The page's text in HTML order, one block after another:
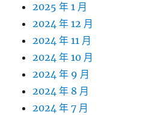
2025 年 1 月
2024 年 12 月
2024 年 11 月
2024 年 10 月
2024 年 9 月
2024 年 8 月
2024 年 7 月